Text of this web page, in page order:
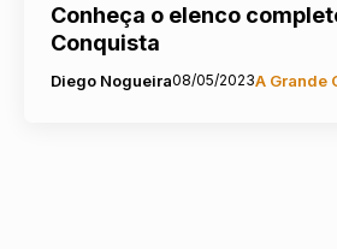
Conheça o elenco
Conquista
Diego Nogueira08/05/2023A Grande